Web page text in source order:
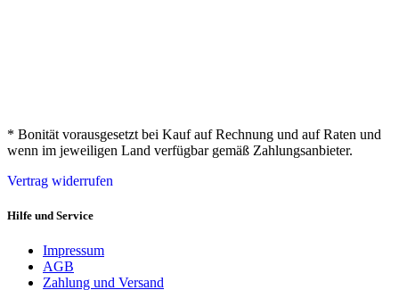
* Bonität vorausgesetzt bei Kauf auf Rechnung und auf Raten und
wenn im jeweiligen Land verfügbar gemäß Zahlungsanbieter.
Vertrag widerrufen
Hilfe und Service
Impressum
AGB
Zahlung und Versand